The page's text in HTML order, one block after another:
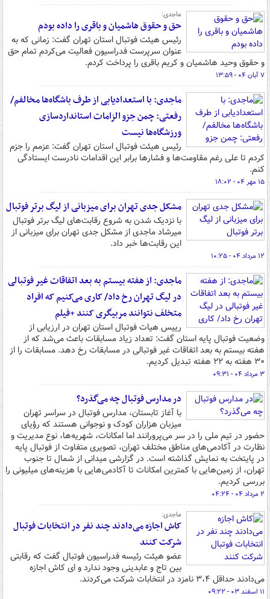
ماجدی:
حق و حقوق هاشمیان و باقری را داده بودم
رئیس هیئت فوتبال استان تهران گفت: زمانی که به
عنوان سرپرست فدراسیون فعالیت می‌کردم تمام حق
و حقوق وحید هاشمیان و کریم باقری را پرداخت کردم.
۷ آبان ۰۴ - ۱۳:۵۹
ماجدی: با استعدادیابی از طرف باشگاه‌ها مخالفم/
رفعتی: چمن جزو الزامات استانداردسازی
ورزشگاه‌ها نیست
رئیس هیئت فوتبال استان تهران گفت: عزمم را جزم
کردم تا علی رغم مقاومت‌ها و فشارها برابر این اقدامات نادرست ایستادگی
کنم.
۱۵ مهر ۰۴ - ۱۸:۰۲
مشکل جدی تهران برای میزبانی از لیگ برتر فوتبال
با نزدیک شدن به شروع رقابت‌های لیگ برتر فوتبال
میرشاد ماجدی از مشکل جدی تهران برای میزبانی از
این رقابت‌ها خبر داد.
۱۲ مرداد ۰۴ - ۱۰:۲۵
ماجدی: از هفته بیستم به بعد اتفاقات غیر فوتبالی
در لیگ تهران رخ داد/ کاری می‌کنیم که افراد
متخلف نتوانند مربیگری کنند +فیلم
رییس هیات فوتبال استان تهران در ارزیابی از
وضعیت فوتبال پایه استان گفت: تعداد زیاد مسابقات باعث می‌شد که از
هفته بیستم به بعد اتفاقات غیر فوتبالی در مسابقات رخ دهد. مسابقات را از
۳۰ هفته به ۲۲ هفته تبدیل کردیم.
۳ مرداد ۰۴ - ۰۹:۳۱
در مدارس فوتبال چه می‌گذرد؟
با آغاز تابستان، مدارس فوتبال در سراسر تهران
میزبان هزاران کودک و نوجوانی هستند که رؤیای
حضور در تیم ملی را در سر می‌پرورانند اما امکانات، شهریه‌ها، نوع مدیریت و
نظارت در آکادمی‌های مناطق مختلف تهران، تصویری متفاوت از فوتبال پایه
در پایتخت به نمایش گذاشته است. در گزارشی میدانی از شمال تا جنوب
تهران، از زمین‌هایی با کمترین امکانات تا آکادمی‌هایی با هزینه‌های میلیونی را
بررسی کردیم.
۲ مرداد ۰۴ - ۰۴:۲۴
ماجدی:
کاش اجازه می‌دادند چند نفر در انتخابات فوتبال
شرکت کنند
عضو هیئت رئیسه فدراسیون فوتبال گفت که رقابتی
بین تاج و عابدینی وجود ندارد و ای کاش اجازه
می‌دادند حداقل ۳،۴ نامزد در انتخابات شرکت می‌کردند.
۱۱ اسفند ۰۳ - ۰۹:۲۲